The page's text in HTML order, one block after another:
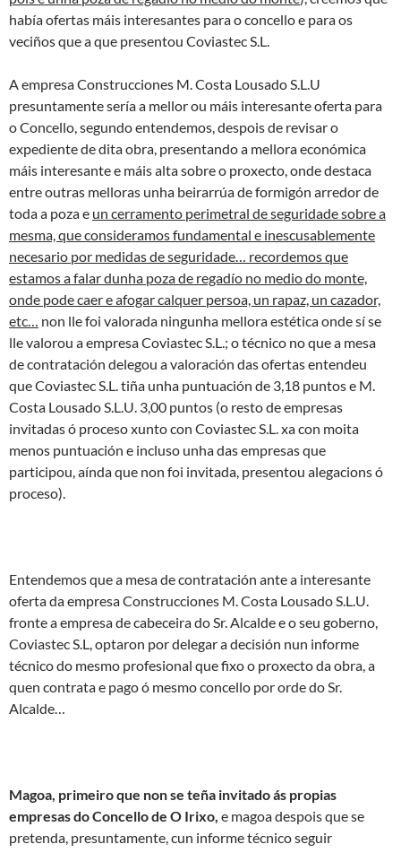
había ofertas máis interesantes para o concello e para os
veciños que a que presentou Coviastec S.L.
A empresa Construcciones M. Costa Lousado S.L.U
presuntamente sería a mellor ou máis interesante oferta para
o Concello, segundo entendemos, despois de revisar o
expediente de dita obra, presentando a mellora económica
máis interesante e máis alta sobre o proxecto, onde destaca
entre outras melloras unha beirarrúa de formigón arredor de
toda a poza e un cerramento perimetral de seguridade sobre a
mesma, que consideramos fundamental e inescusablemente
necesario por medidas de seguridade… recordemos que
estamos a falar dunha poza de regadío no medio do monte,
onde pode caer e afogar calquer persoa, un rapaz, un cazador,
etc…
non lle foi valorada ningunha mellora estética onde sí se
lle valorou a empresa Coviastec S.L.; o técnico no que a mesa
de contratación delegou a valoración das ofertas entendeu
que Coviastec S.L. tiña unha puntuación de 3,18 puntos e M.
Costa Lousado S.L.U. 3,00 puntos (o resto de empresas
invitadas ó proceso xunto con Coviastec S.L. xa con moita
menos puntuación e incluso unha das empresas que
participou, aínda que non foi invitada, presentou alegacions ó
proceso).
Entendemos que a mesa de contratación ante a interesante
oferta da empresa Construcciones M. Costa Lousado S.L.U.
fronte a empresa de cabeceira do Sr. Alcalde e o seu goberno,
Coviastec S.L, optaron por delegar a decisión nun informe
técnico do mesmo profesional que fixo o proxecto da obra, a
quen contrata e pago ó mesmo concello por orde do Sr.
Alcalde…
Magoa, primeiro que non se teña invitado ás propias
empresas do Concello de O Irixo, e magoa despois que se
pretenda, presuntamente, cun informe técnico seguir